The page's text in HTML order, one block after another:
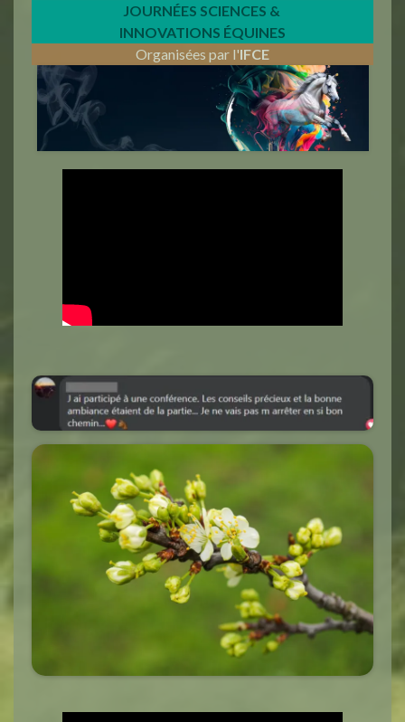
JOURNÉES SCIENCES &
INNOVATIONS ÉQUINES
Organisées par l'IFCE